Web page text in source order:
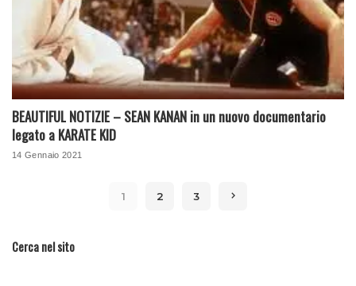
BEAUTIFUL NOTIZIE – SEAN KANAN in un nuovo documentario
legato a KARATE KID
14 Gennaio 2021
1 2 3
Cerca nel sito